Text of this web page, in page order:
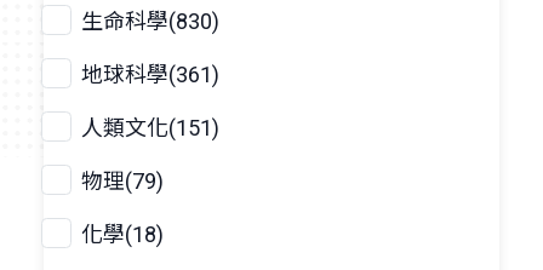
生命科學(830)
地球科學(361)
人類文化(151)
物理(79)
化學(18)